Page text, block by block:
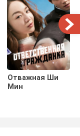
Отважная Ши
Мин